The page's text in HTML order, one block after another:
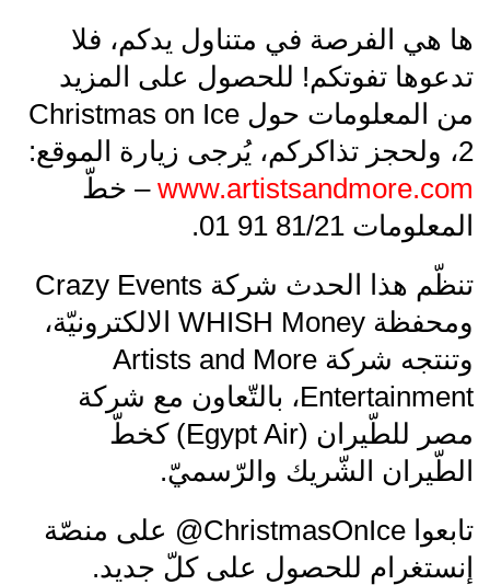
ها هي الفرصة في متناول يدكم، فلا
تدعوها تفوتكم! للحصول على المزيد
من المعلومات حول Christmas on Ice
2، ولحجز تذاكركم، يُرجى زيارة الموقع:
www.artistsandmore.com – خطّ
المعلومات 81/21 91 01.
تنظّم هذا الحدث شركة Crazy Events
ومحفظة WHISH Money الالكترونيّة،
وتنتجه شركة Artists and More
Entertainment، بالتّعاون مع شركة
مصر للطّيران (Egypt Air) كخطّ
الطّيران الشّريك والرّسميّ.
تابعوا ChristmasOnIce@ على منصّة
إنستغرام للحصول على كلّ جديد.